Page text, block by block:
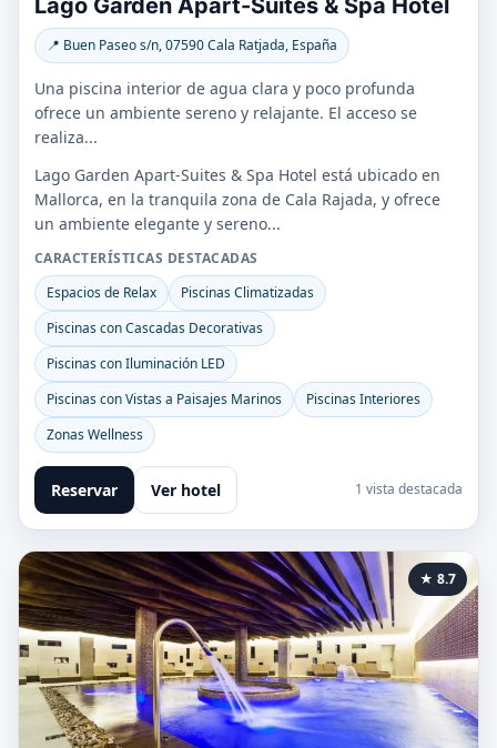
Lago Garden Apart-Suites & Spa Hotel
📍 Buen Paseo s/n, 07590 Cala Ratjada, España
Una piscina interior de agua clara y poco profunda
ofrece un ambiente sereno y relajante. El acceso se
realiza...
Lago Garden Apart-Suites & Spa Hotel está ubicado en
Mallorca, en la tranquila zona de Cala Rajada, y ofrece
un ambiente elegante y sereno...
CARACTERÍSTICAS DESTACADAS
Espacios de Relax
Piscinas Climatizadas
Piscinas con Cascadas Decorativas
Piscinas con Iluminación LED
Piscinas con Vistas a Paisajes Marinos
Piscinas Interiores
Zonas Wellness
Reservar Ver hotel 1 vista destacada
★ 8.7